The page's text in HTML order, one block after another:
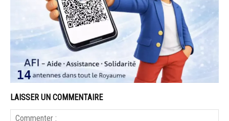
LAISSER UN COMMENTAIRE